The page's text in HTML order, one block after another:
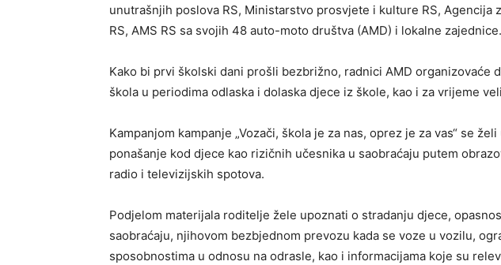
unutrašnjih poslova RS, Ministarstvo prosvjete i kulture RS, Agencija
RS, AMS RS sa svojih 48 auto-moto društva (AMD) i lokalne zajednice.
Kako bi prvi školski dani prošli bezbrižno, radnici AMD organizovaće
škola u periodima odlaska i dolaska djece iz škole, kao i za vrijeme
Kampanjom kampanje „Vozači, škola je za nas, oprez je za vas“ se
ponašanje kod djece kao rizičnih učesnika u saobraćaju putem
radio i televizijskih spotova.
Podjelom materijala roditelјe žele upoznati o stradanju djece,
saobraćaju, njihovom bezbjednom prevozu kada se voze u vozilu,
sposobnostima u odnosu na odrasle, kao i informacijama koje su